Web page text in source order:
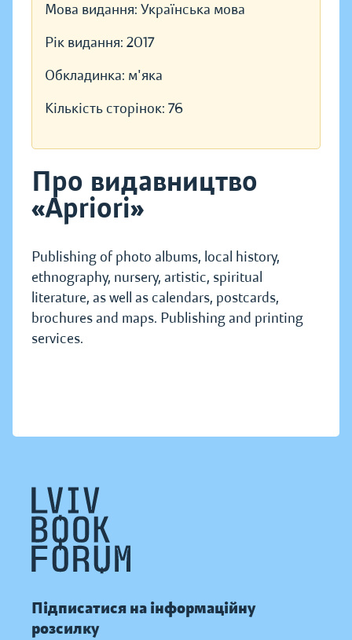
Мова видання: Українська мова
Рік видання: 2017
Обкладинка: м'яка
Кількість сторінок: 76
Про видавництво
«Apriori»
Publishing of photo albums, local history,
ethnography, nursery, artistic, spiritual
literature, as well as calendars, postcards,
brochures and maps. Publishing and printing
services.
Підписатися на інформаційну
розсилку